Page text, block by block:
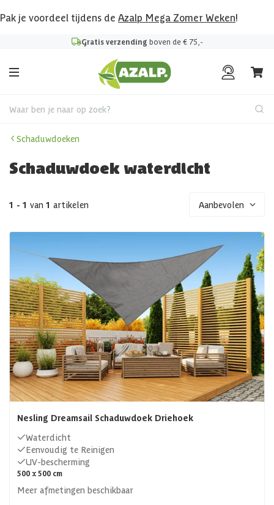
Pak je voordeel tijdens de Azalp Mega Zomer Weken!
Gratis verzending boven de € 75,-
Waar ben je naar op zoek?
Schaduwdoeken
Schaduwdoek waterdicht
1 - 1 van 1 artikelen Aanbevolen
Nesling Dreamsail Schaduwdoek Driehoek
Waterdicht
Eenvoudig te Reinigen
UV-bescherming
500 x 500 cm
Meer afmetingen beschikbaar